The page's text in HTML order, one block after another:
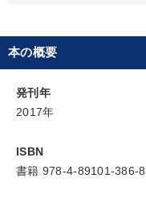
本の概要
発刊年
2017年
ISBN
書籍 978-4-89101-386-8